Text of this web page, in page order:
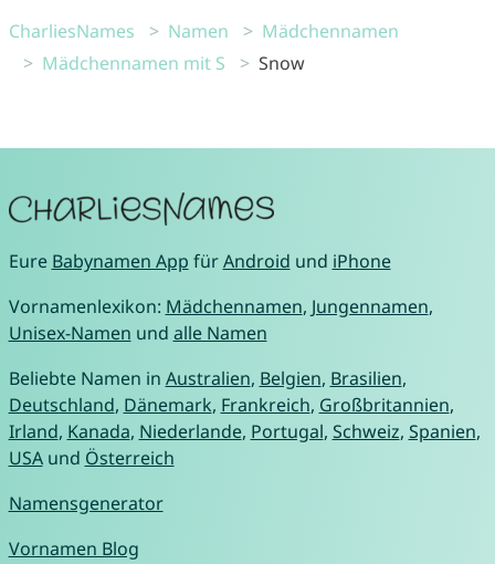
CharliesNames Namen
Mädchennamen
Mädchennamen mit S
Snow
Eure Babynamen App fürAndroid und iPhone
Vornamenlexikon: Mädchennamen, Jungennamen,
Unisex-Namen und alle Namen
Beliebte Namen in Australien, Belgien, Brasilien,
Deutschland, Dänemark, Frankreich, Großbritannien,
Irland, Kanada, Niederlande, Portugal, Schweiz, Spanien,
USAund Österreich
Namensgenerator
Vornamen Blog